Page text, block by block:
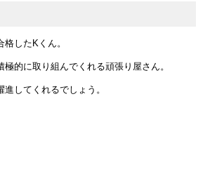
格したKくん。
的に取り組んでくれる頑張り屋さん。
してくれるでしょう。